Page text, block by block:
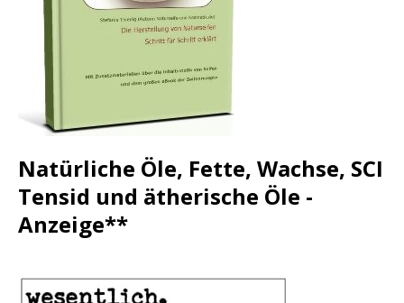
Natürliche Öle, Fette, Wachse, SCI
Tensid und ätherische Öle -
Anzeige**